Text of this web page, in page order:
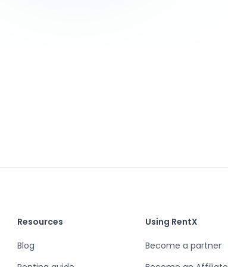
Resources
Blog
Using RentX
Become a partner